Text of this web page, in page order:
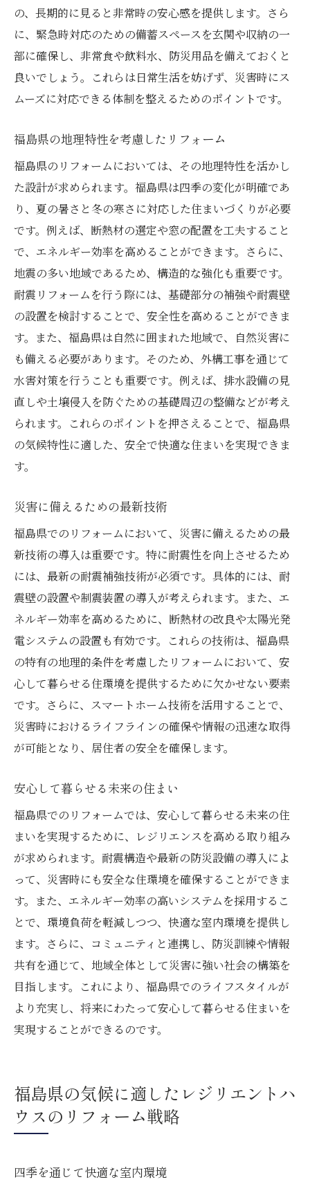
の、長期的に見ると非常時の安心感を提供します。さら
に、緊急時対応のための備蓄スペースを玄関や収納の一
部に確保し、非常食や飲料水、防災用品を備えておくと
良いでしょう。これらは日常生活を妨げず、災害時にス
ムーズに対応できる体制を整えるためのポイントです。
福島県の地理特性を考慮したリフォーム
福島県のリフォームにおいては、その地理特性を活かし
た設計が求められます。福島県は四季の変化が明確であ
り、夏の暑さと冬の寒さに対応した住まいづくりが必要
です。例えば、断熱材の選定や窓の配置を工夫すること
で、エネルギー効率を高めることができます。さらに、
地震の多い地域であるため、構造的な強化も重要です。
耐震リフォームを行う際には、基礎部分の補強や耐震壁
の設置を検討することで、安全性を高めることができま
す。また、福島県は自然に囲まれた地域で、自然災害に
も備える必要があります。そのため、外構工事を通じて
水害対策を行うことも重要です。例えば、排水設備の見
直しや土壌侵入を防ぐための基礎周辺の整備などが考え
られます。これらのポイントを押さえることで、福島県
の気候特性に適した、安全で快適な住まいを実現できま
す。
災害に備えるための最新技術
福島県でのリフォームにおいて、災害に備えるための最
新技術の導入は重要です。特に耐震性を向上させるため
には、最新の耐震補強技術が必須です。具体的には、耐
震壁の設置や制震装置の導入が考えられます。また、エ
ネルギー効率を高めるために、断熱材の改良や太陽光発
電システムの設置も有効です。これらの技術は、福島県
の特有の地理的条件を考慮したリフォームにおいて、安
心して暮らせる住環境を提供するために欠かせない要素
です。さらに、スマートホーム技術を活用することで、
災害時におけるライフラインの確保や情報の迅速な取得
が可能となり、居住者の安全を確保します。
安心して暮らせる未来の住まい
福島県でのリフォームでは、安心して暮らせる未来の住
まいを実現するために、レジリエンスを高める取り組み
が求められます。耐震構造や最新の防災設備の導入によ
って、災害時にも安全な住環境を確保することができま
す。また、エネルギー効率の高いシステムを採用するこ
とで、環境負荷を軽減しつつ、快適な室内環境を提供し
ます。さらに、コミュニティと連携し、防災訓練や情報
共有を通じて、地域全体として災害に強い社会の構築を
目指します。これにより、福島県でのライフスタイルが
より充実し、将来にわたって安心して暮らせる住まいを
実現することができるのです。
福島県の気候に適したレジリエントハ
ウスのリフォーム戦略
四季を通じて快適な室内環境